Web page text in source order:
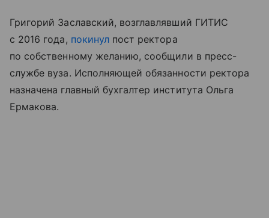
Григорий Заславский, возглавлявший ГИТИС
с 2016 года, покинулпост ректора
по собственному желанию, сообщили в пресс-
службе вуза. Исполняющей обязанности ректора
назначена главный бухгалтер института Ольга
Ермакова.